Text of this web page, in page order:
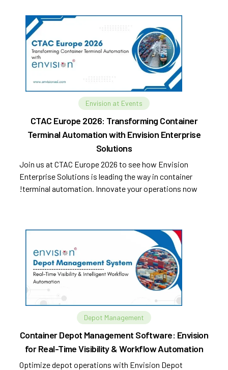
Envision at Events
CTAC Europe 2026: Transforming Container
Terminal Automation with Envision Enterprise
Solutions
Join us at CTAC Europe 2026 to see how Envision
Enterprise Solutions is leading the way in container
terminal automation. Innovate your operations now!
Depot Management
Container Depot Management Software: Envision
for Real-Time Visibility & Workflow Automation
Optimize depot operations with Envision Depot